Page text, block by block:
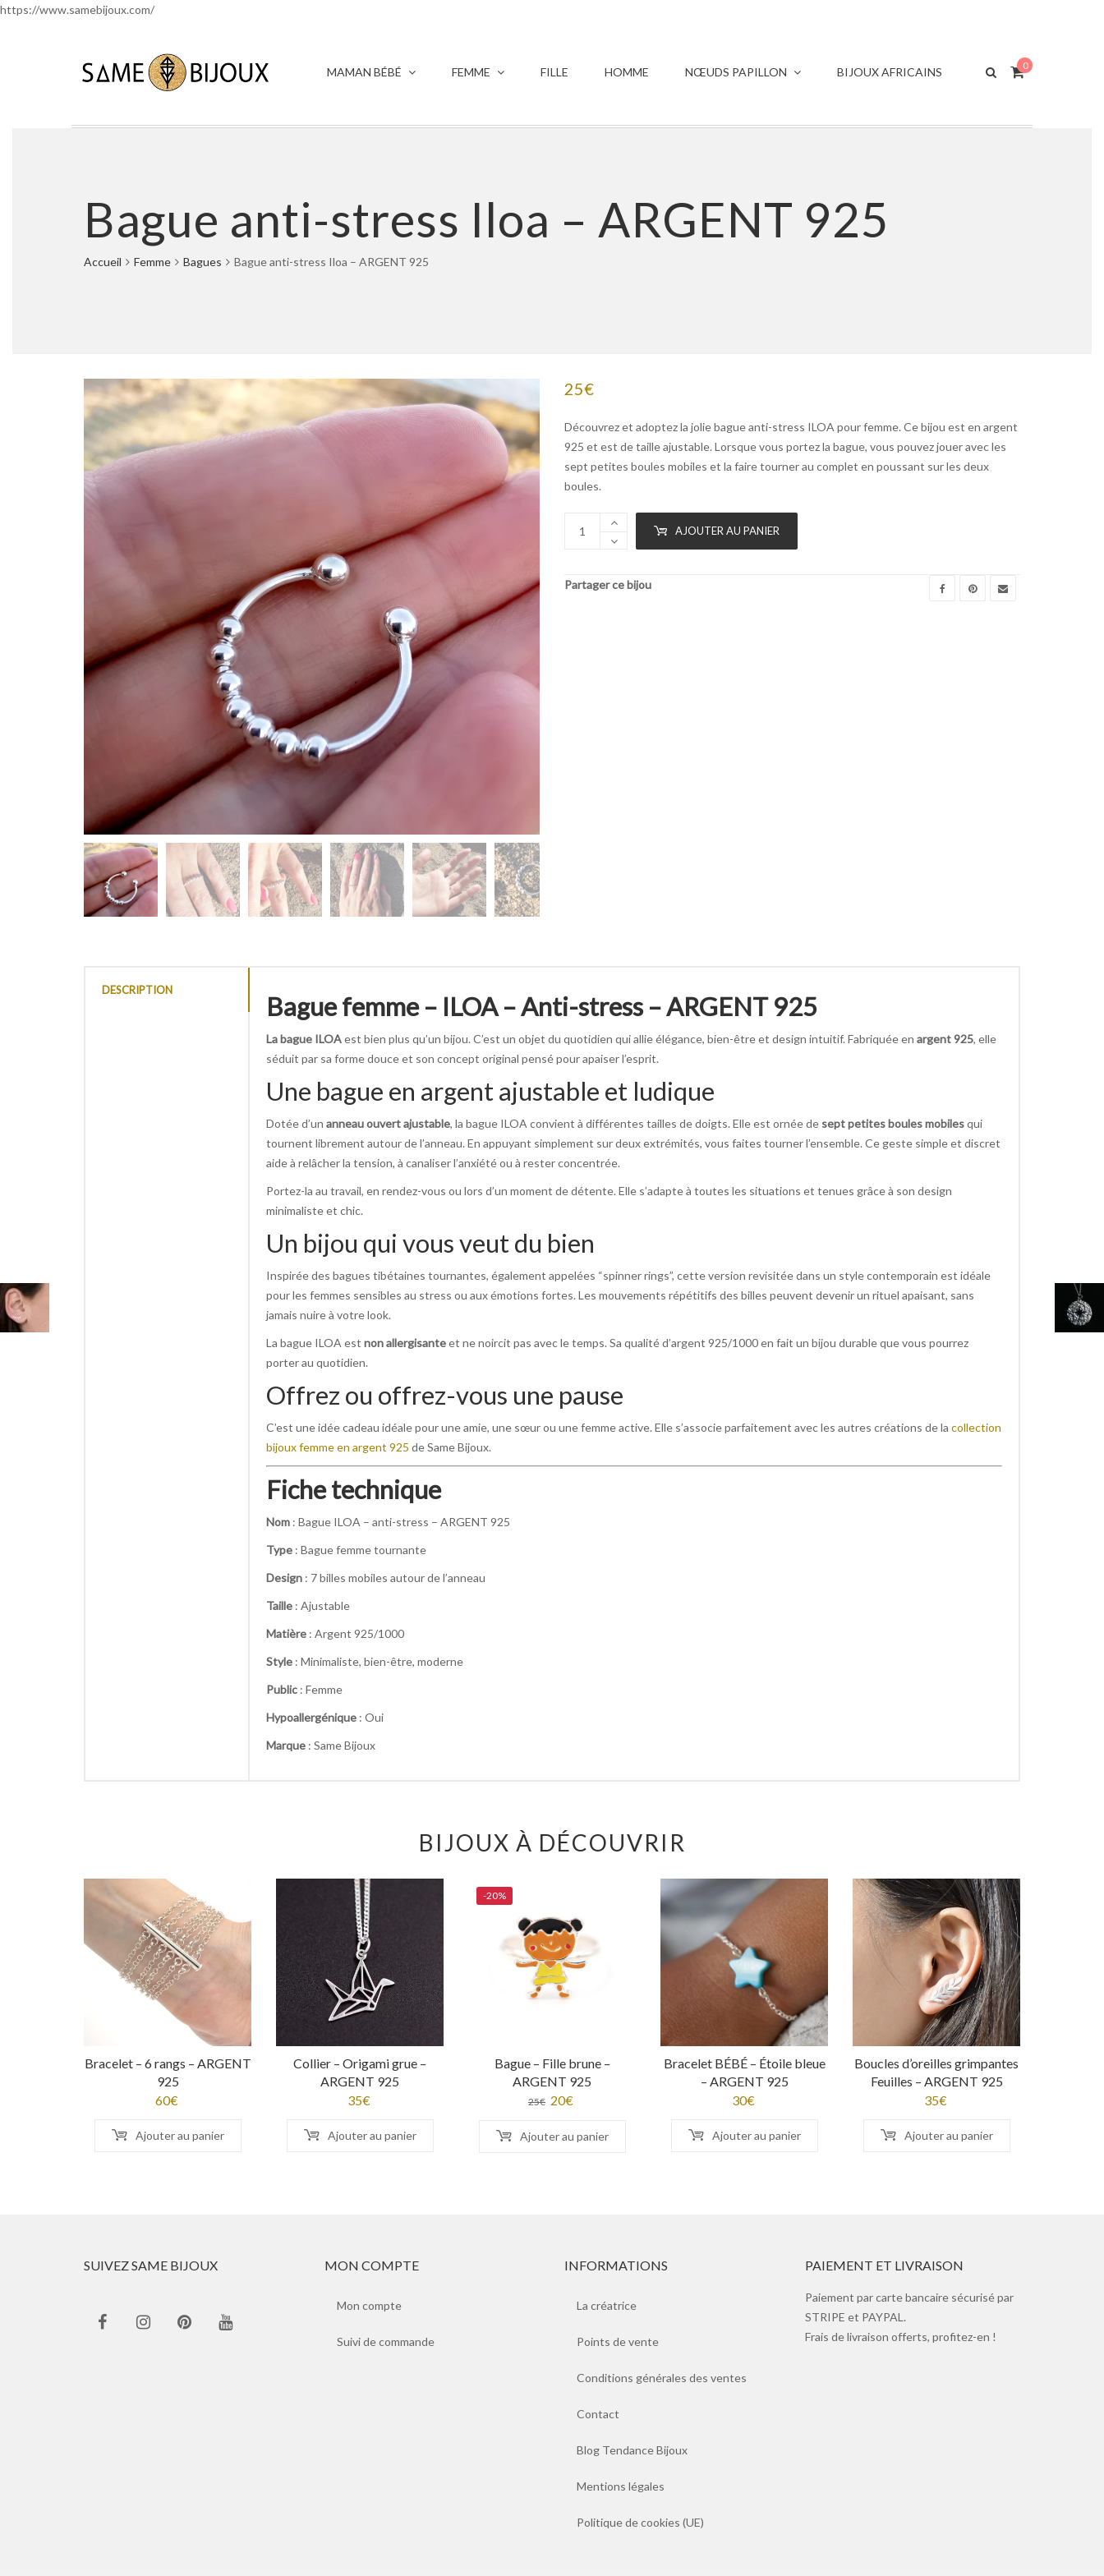
https://www.samebijoux.com/
MAMAN BÉBÉ FEMME FILLE HOMME NŒUDS PAPILLON BIJOUX AFRICAINS 0
Bague anti-stress Iloa – ARGENT 925
Accueil Femme Bagues Bague anti-stress Iloa – ARGENT 925
25€
Découvrez et adoptez la jolie bague anti-stress ILOA pour femme. Ce bijou est en argent
925 et est de taille ajustable. Lorsque vous portez la bague, vous pouvez jouer avec les
sept petites boules mobiles et la faire tourner au complet en poussant sur les deux
boules.
AJOUTER AU PANIER
Partager ce bijou
DESCRIPTION
Bague femme – ILOA – Anti-stress – ARGENT 925
La bague ILOAest bien plus qu’un bijou. C’est un objet du quotidien qui allie élégance, bien-être et design intuitif. Fabriquée en argent 925, elle
séduit par sa forme douce et son concept original pensé pour apaiser l’esprit.
Une bague en argent ajustable et ludique
Dotée d’un anneau ouvert ajustable, la bague ILOA convient à différentes tailles de doigts. Elle est ornée de sept petites boules mobilesqui
tournent librement autour de l’anneau. En appuyant simplement sur deux extrémités, vous faites tourner l’ensemble. Ce geste simple et discret
aide à relâcher la tension, à canaliser l’anxiété ou à rester concentrée.
Portez-la au travail, en rendez-vous ou lors d’un moment de détente. Elle s’adapte à toutes les situations et tenues grâce à son design
minimaliste et chic.
Un bijou qui vous veut du bien
Inspirée des bagues tibétaines tournantes, également appelées “spinner rings”, cette version revisitée dans un style contemporain est idéale
pour les femmes sensibles au stress ou aux émotions fortes. Les mouvements répétitifs des billes peuvent devenir un rituel apaisant, sans
jamais nuire à votre look.
La bague ILOA est non allergisanteet ne noircit pas avec le temps. Sa qualité d’argent 925/1000 en fait un bijou durable que vous pourrez
porter au quotidien.
Offrez ou offrez-vous une pause
C’est une idée cadeau idéale pour une amie, une sœur ou une femme active. Elle s’associe parfaitement avec les autres créations de la collection
bijoux femme en argent 925 de Same Bijoux.
Fiche technique
Nom : Bague ILOA – anti-stress – ARGENT 925
Type : Bague femme tournante
Design : 7 billes mobiles autour de l’anneau
Taille : Ajustable
Matière : Argent 925/1000
Style : Minimaliste, bien-être, moderne
Public : Femme
Hypoallergénique : Oui
Marque : Same Bijoux
BIJOUX À DÉCOUVRIR
Bracelet – 6 rangs – ARGENT
925
60€
Ajouter au panier
Collier – Origami grue –
ARGENT 925
35€
Ajouter au panier
-20%
Bague – Fille brune –
ARGENT 925
25€ Le
initial
20€
actuel
Ajouter au panier
Bracelet BÉBÉ – Étoile bleue
– ARGENT 925
30€
Ajouter au panier
Boucles d’oreilles grimpantes
Feuilles – ARGENT 925
35€
Ajouter au panier
SUIVEZ SAME BIJOUX MON COMPTE
Mon compte
Suivi de commande
INFORMATIONS
La créatrice
Points de vente
Conditions générales des ventes
Contact
Blog Tendance Bijoux
Mentions légales
Politique de cookies (UE)
PAIEMENT ET LIVRAISON
Paiement par carte bancaire sécurisé par
STRIPE et PAYPAL.
Frais de livraison offerts, profitez-en !